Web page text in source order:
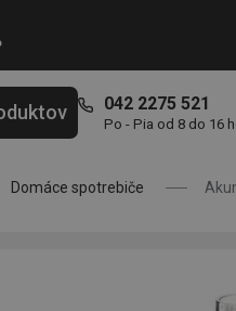
042 2275 521
Po - Pia od 8 do 16
Domáce spotrebiče